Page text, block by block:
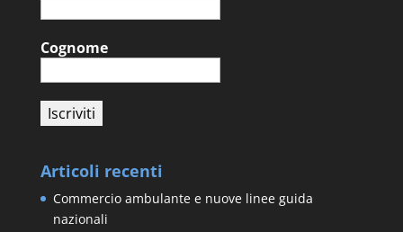
Cognome
Articoli recenti
Commercio ambulante e nuove linee guida
nazionali